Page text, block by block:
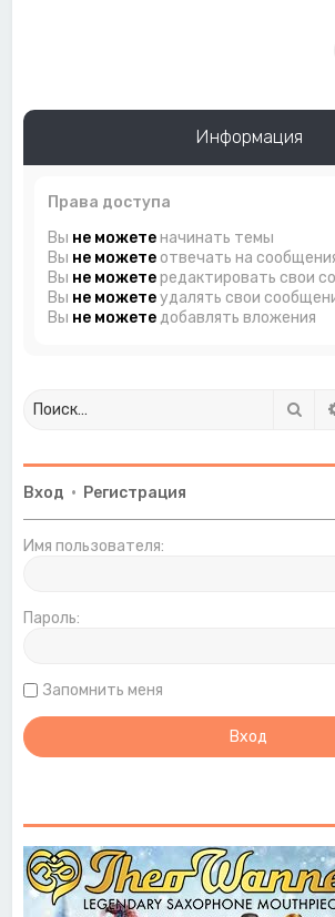
Информация
Права доступа
Вы не можетеначинать темы
Вы не можетеотвечать на
Вы не можетередактировать свои
Вы не можетеудалять свои
Вы не можетедобавлять вложения
Вход • Регистрация
Имя пользователя:
Пароль:
Запомнить меня